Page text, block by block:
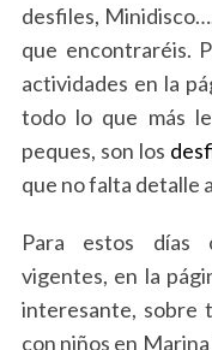
desfiles,
que encontraréis.
actividades en la
todo lo que más
peques, son los
que no falta detalle
Para estos días
vigentes, en la
interesante, sobre
con niños en
r
c
h